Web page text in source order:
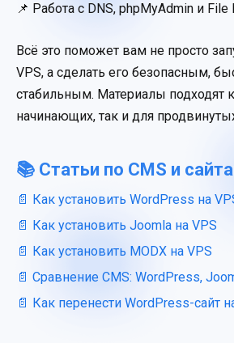
📌 Работа с DNS, phpMyAdmin и File
Всё это поможет вам не просто
VPS, а сделать его безопасным,
стабильным. Материалы подходят
начинающих, так и для
📚 Статьи по CMS и
Как установить WordPress на
Как установить Joomla на VPS
Как установить MODX на VPS
Сравнение CMS: WordPress,
Как перенести WordPress-сайт